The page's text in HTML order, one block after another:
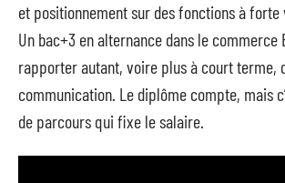
et positionnement sur des fonctions à forte
Un bac+3 en alternance dans le commerce
rapporter autant, voire plus à court terme,
communication. Le diplôme compte, mais
de parcours qui fixe le salaire.